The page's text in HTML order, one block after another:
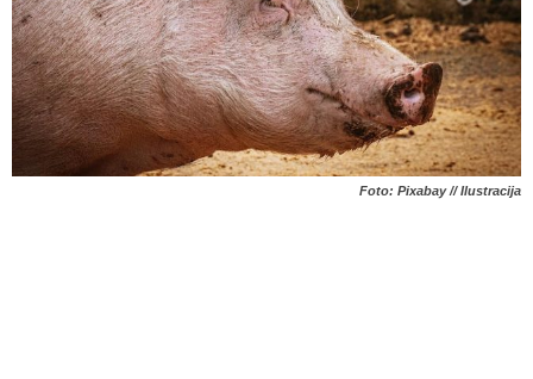
Foto: Pixabay // Ilustracija